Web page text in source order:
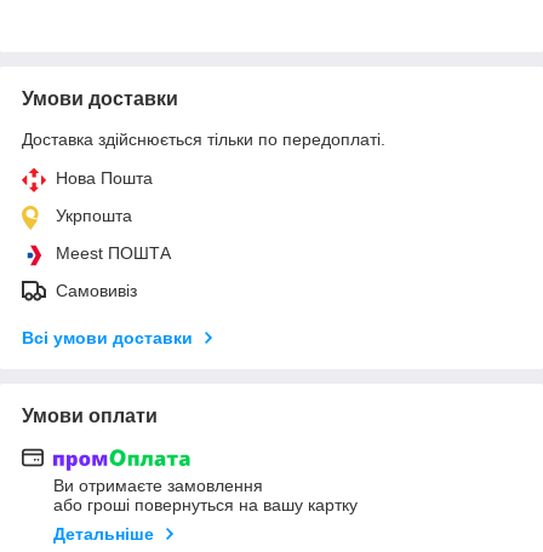
Умови доставки
Доставка здійснюється тільки по передоплаті.
Нова Пошта
Укрпошта
Meest ПОШТА
Самовивіз
Всі умови доставки
Умови оплати
Ви отримаєте замовлення
або гроші повернуться на вашу картку
Детальніше